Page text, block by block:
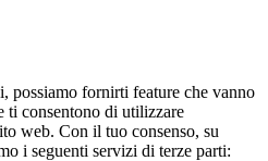
possiamo fornirti feature che vanno
ti consentono di utilizzare
web. Con il tuo consenso, su
i seguenti servizi di terze parti: